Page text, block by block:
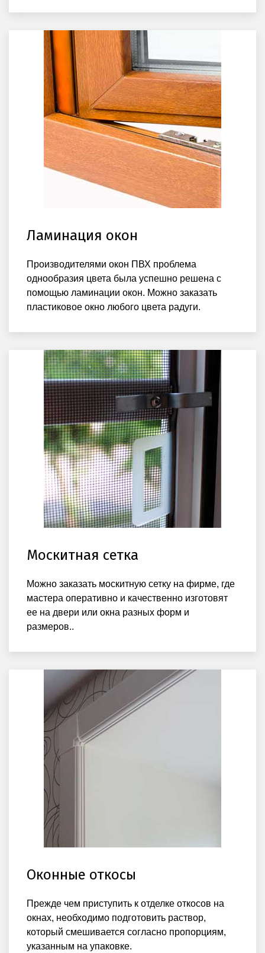
Ламинация окон
Производителями окон ПВХ проблема
однообразия цвета была успешно решена с
помощью ламинации окон. Можно заказать
пластиковое окно любого цвета радуги.
Москитная сетка
Можно заказать москитную сетку на фирме, где
мастера оперативно и качественно изготовят
ее на двери или окна разных форм и
размеров..
Оконные откосы
Прежде чем приступить к отделке откосов на
окнах, необходимо подготовить раствор,
который смешивается согласно пропорциям,
указанным на упаковке.